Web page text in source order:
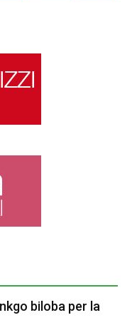
biloba per la